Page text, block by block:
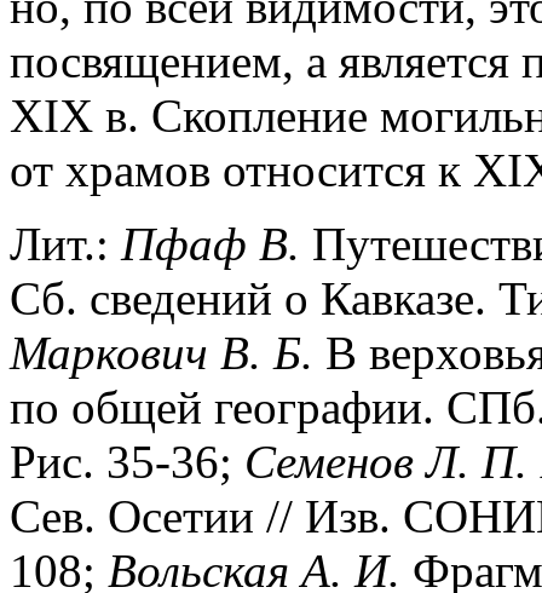
посвящением, а является
XIX в. Скопление
от храмов относится к
Лит.: Пфаф В.
Сб. сведений о Кавказе.
Маркович В. Б. В
по общей географии.
Рис. 35-36; Семенов Л. П.
Сев. Осетии // Изв.
108; Вольская А. И.